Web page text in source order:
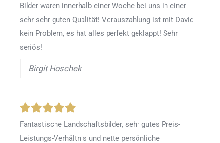
Bilder waren innerhalb einer Woche bei uns in einer
sehr sehr guten Qualität! Vorauszahlung ist mit David
kein Problem, es hat alles perfekt geklappt! Sehr
seriös!
Birgit Hoschek
Fantastische Landschaftsbilder, sehr gutes Preis-
Leistungs-Verhältnis und nette persönliche